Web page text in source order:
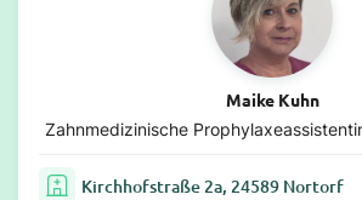
Maike Kuhn
Zahnmedizinische
Kirchhofstraße 2a, 24589 Nortorf